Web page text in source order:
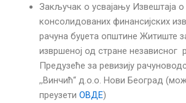
Закључак о усвајању Извештаја о
консолидованих финансијских
рачуна буџета општине Житиште
извршеној од стране независног
Предузеће за ревизију
,,Винчић“ д.о.о. Нови Београд
преузети ОВДЕ)